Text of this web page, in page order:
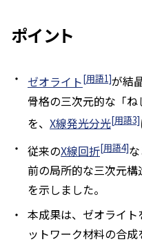
ポイント
ゼオライト[用語1]が結
骨格の三次元的な「
を、 X線発光分光[用語3]
従来のX線回折[用語4]
前の局所的な三次元
を示しました。
本成果は、ゼオライ
ットワーク材料の合